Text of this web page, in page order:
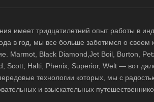
имеет тридцатилетний опыт работы в
в год, мы все больше заботимся о своем
Marmot, Black Diamond,Jet Boil, Burton,
Scott, Halti, Phenix, Superior, Welt — вот
технологии которых, мы с
и взыскательных